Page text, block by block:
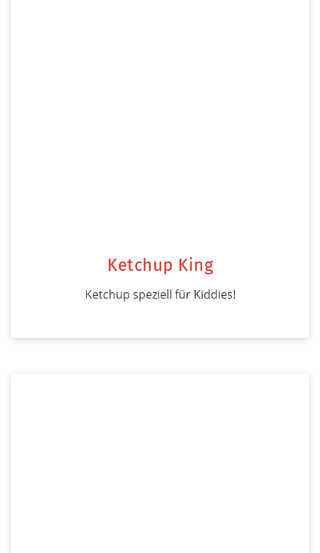
Ketchup King
Ketchup speziell für Kiddies!